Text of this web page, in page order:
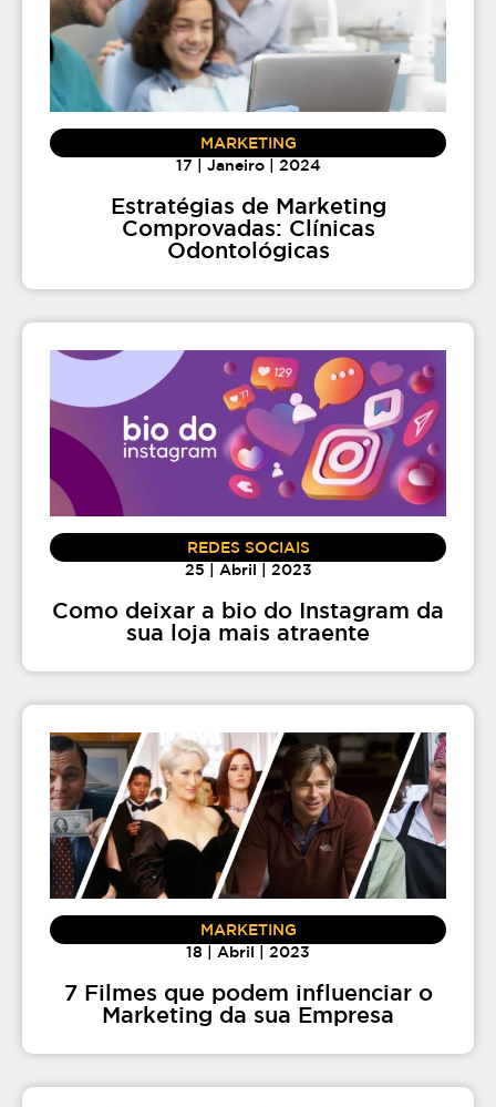
MARKETING
17 | Janeiro | 2024
Estratégias de Marketing
Comprovadas: Clínicas
Odontológicas
REDES SOCIAIS
25 | Abril | 2023
Como deixar a bio do Instagram da
sua loja mais atraente
MARKETING
18 | Abril | 2023
7 Filmes que podem influenciar o
Marketing da sua Empresa